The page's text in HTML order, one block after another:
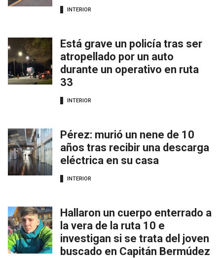
INTERIOR
Está grave un policía tras ser
atropellado por un auto
durante un operativo en ruta
33
INTERIOR
Pérez: murió un nene de 10
años tras recibir una descarga
eléctrica en su casa
INTERIOR
Hallaron un cuerpo enterrado a
la vera de la ruta 10 e
investigan si se trata del joven
buscado en Capitán Bermúdez